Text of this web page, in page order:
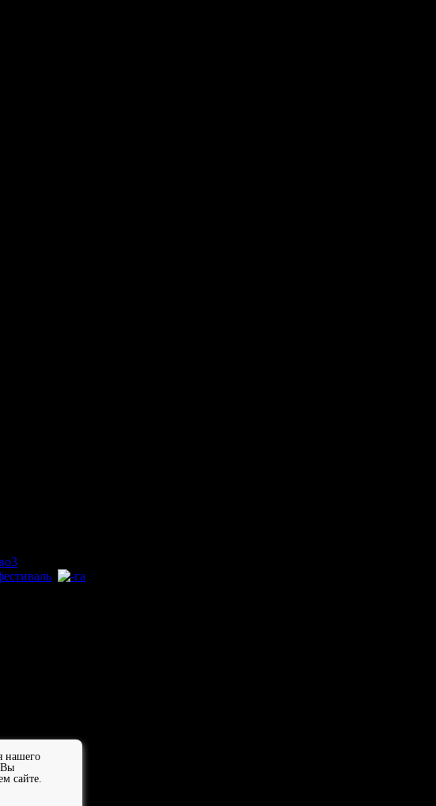
нашего
Вы
сайте.